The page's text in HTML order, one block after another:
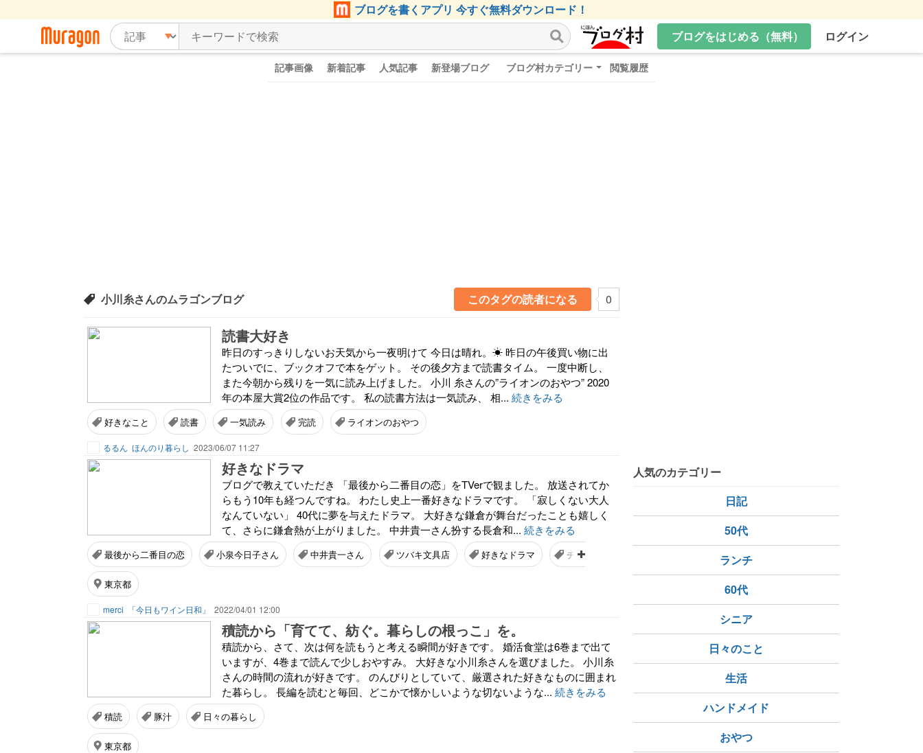
ブログを書くアプリ 今すぐ無料ダウンロード！
ブログをはじめる（無料）
ログイン
記事画像 新着記事 人気記事 新登場ブログ ブログ村カテゴリー 閲覧履歴
小川糸さんのムラゴンブログ このタグの読者になる 0
読書大好き
昨日のすっきりしないお天気から一夜明けて 今日は晴れ。☀ 昨日の午後買い物に出
たついでに、ブックオフで本をゲット。 その後夕方まで読書タイム。 一度中断し、
また今朝から残りを一気に読み上げました。 小川 糸さんの”ライオンのおやつ” 2020
年の本屋大賞2位の作品です。 私の読書方法は一気読み、 相... 続きをみる
好きなこと 読書 一気読み 完読 ライオンのおやつ
るるん ほんのり暮らし 2023/06/07 11:27
好きなドラマ
ブログで教えていただき 「最後から二番目の恋」をTVerで観ました。 放送されてか
らもう10年も経つんですね。 わたし史上一番好きなドラマです。 「寂しくない大人
なんていない」 40代に夢を与えたドラマ。 大好きな鎌倉が舞台だったことも嬉しく
て、さらに鎌倉熱が上がりました。 中井貴一さん扮する長倉和... 続きをみる
最後から二番目の恋 小泉今日子さん 中井貴一さん ツバキ文具店 好きなドラマ チューリップ
東京都
merci 「今日もワイン日和」 2022/04/01 12:00
積読から「育てて、紡ぐ。暮らしの根っこ」を。
積読から、さて、次は何を読もうと考える瞬間が好きです。 婚活食堂は6巻まで出て
いますが、4巻まで読んで少しおやすみ。 大好きな小川糸さんを選びました。 小川糸
さんの時間の流れが好きです。 のんびりとしていて、厳選された好きなものに囲まれ
た暮らし。 長編を読むと毎回、どこかで懐かしいような切ないような... 続きをみる
積読 豚汁 日々の暮らし
東京都
人気のカテゴリー
日記
50代
ランチ
60代
シニア
日々のこと
生活
ハンドメイド
おやつ